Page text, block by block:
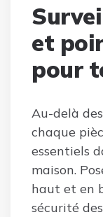
et
pour
Au-delà
chaque
essentiels
maison.
haut et en
sécurité